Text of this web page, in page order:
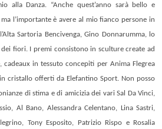
alla Danza. “Anche quest’anno sarà bello e
l’importante è avere al mio fianco persone in
Alta Sartoria Bencivenga, Gino Donnarumma, lo
dei fiori. I premi consistono in sculture create ad
, cadeaux in tessuto concepiti per Anima Flegrea
cristallo offerti da Elefantino Sport. Non posso
di stima e di amicizia dei vari Sal Da Vinci,
Al Bano, Alessandra Celentano, Lina Sastri,
Tony Esposito, Patrizio Rispo e Rosalia